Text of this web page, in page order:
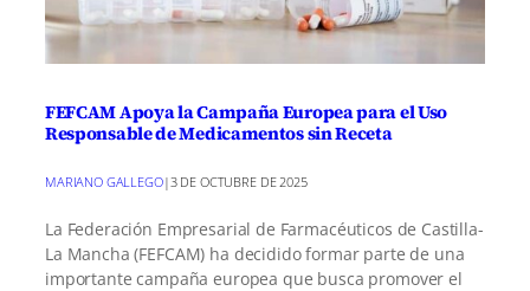
FEFCAM Apoya la Campaña Europea para el Uso
Responsable de Medicamentos sin Receta
MARIANO GALLEGO|3 DE OCTUBRE DE 2025
La Federación Empresarial de Farmacéuticos de Castilla-
La Mancha (FEFCAM) ha decidido formar parte de una
importante campaña europea que busca promover el